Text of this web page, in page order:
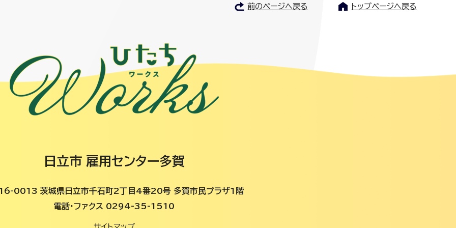
前のページへ戻る トップページへ戻る
日立市 雇用センター多賀
0013 茨城県日立市千石町2丁目4番20号 多賀市民プラザ1階
電話・ファクス 0294-35-1510